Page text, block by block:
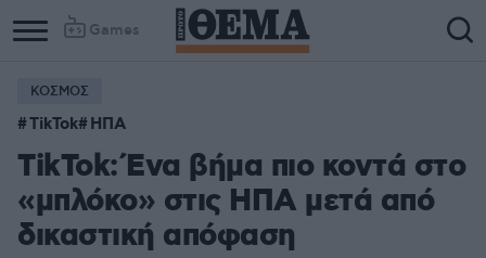
Games
ΚΟΣΜΟΣ
TikTok ΗΠΑ
TikTok: Ένα βήμα πιο κοντά στο
«μπλόκο» στις ΗΠΑ μετά από
δικαστική απόφαση